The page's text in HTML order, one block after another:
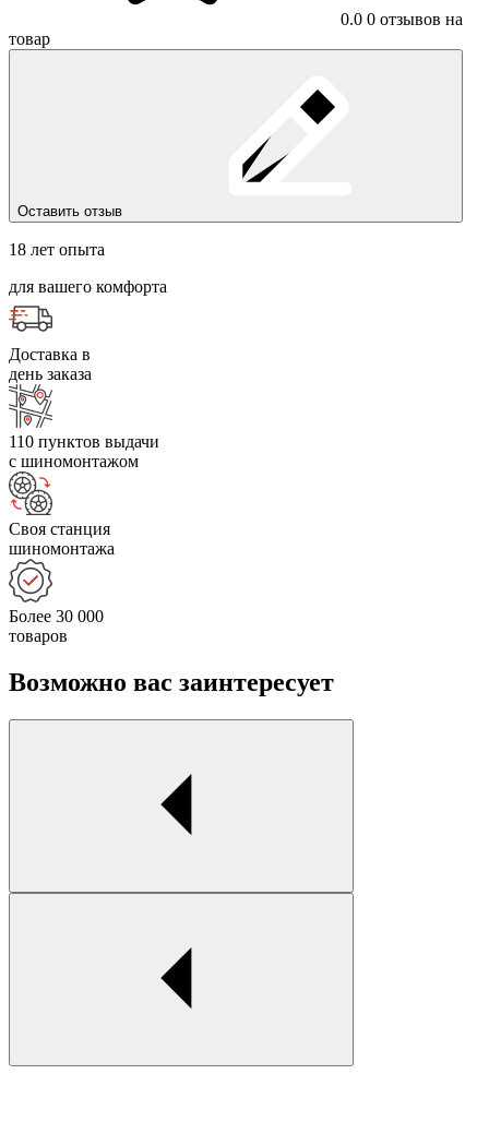
0.0 0 отзывов на
товар
Оставить отзыв
18 лет опыта
для вашего комфорта
Доставка в
день заказа
110 пунктов выдачи
с шиномонтажом
Своя станция
шиномонтажа
Более 30 000
товаров
Возможно вас заинтересует